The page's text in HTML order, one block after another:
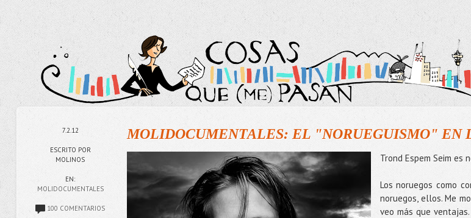
7.2.12
ESCRITO POR
MOLINOS
EN:
MOLIDOCUMENTALES
100 COMENTARIOS
MOLIDOCUMENTALES: EL "NORUEGUISMO" EN
Trond Espem Seim es
Los noruegos como
noruegos, ellos. Me
veo más que